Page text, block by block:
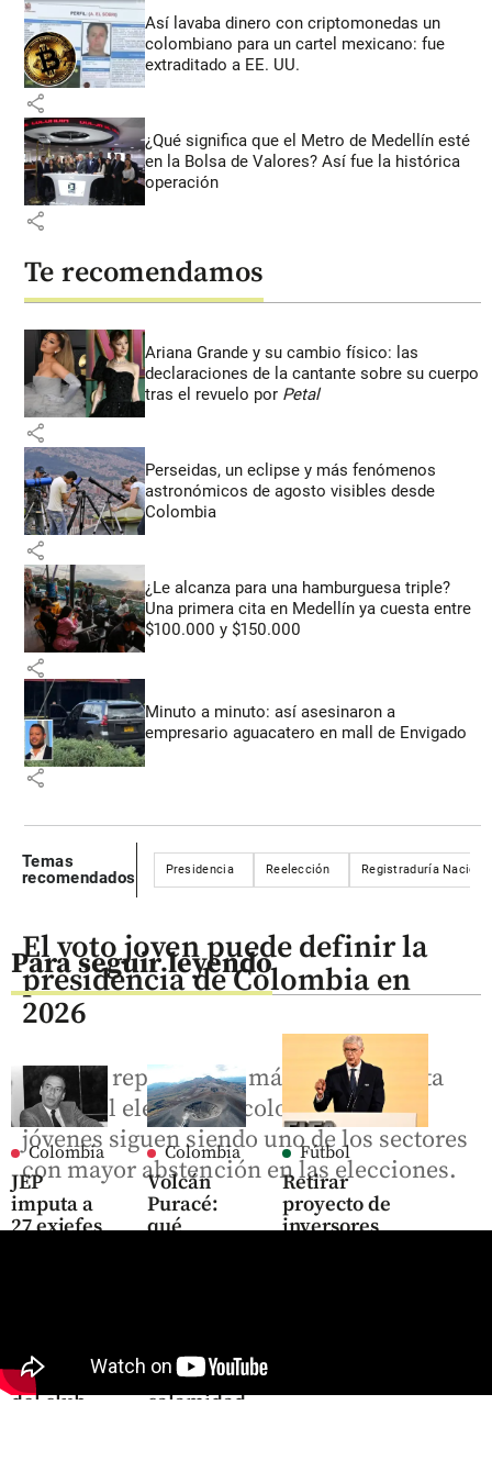
Así lavaba dinero con criptomonedas un
colombiano para un cartel mexicano: fue
extraditado a EE. UU.
share
¿Qué significa que el Metro de Medellín esté
en la Bolsa de Valores? Así fue la histórica
operación
share
Te recomendamos
Ariana Grande y su cambio físico: las
declaraciones de la cantante sobre su cuerpo
tras el revuelo por Petal
share
Perseidas, un eclipse y más fenómenos
astronómicos de agosto visibles desde
Colombia
share
¿Le alcanza para una hamburguesa triple?
Una primera cita en Medellín ya cuesta entre
$100.000 y $150.000
share
Minuto a minuto: así asesinaron a
empresario aguacatero en mall de Envigado
share
Temas
recomendados
Presidencia Reelección Registraduría
Para seguir leyendo
Colombia
JEP
imputa a
27 exjefes
Hurtado,
la bomba
del club
Colombia
Volcán
Puracé:
qué
declarada
la
calamidad
Fútbol
Retirar
proyecto de
inversores
El voto joven puede definir la
presidencia de Colombia en
2026
Aunque representan más de una cuarta
parte del electorado colombiano, los
jóvenes siguen siendo uno de los sectores
con mayor abstención en las elecciones.